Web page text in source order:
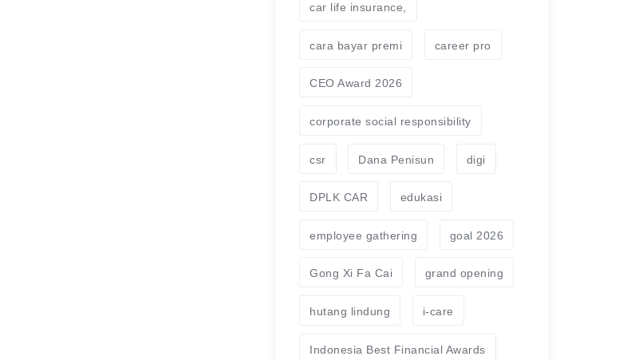
car life insurance,
cara bayar premi career pro
CEO Award 2026
corporate social responsibility
csr Dana Penisun digi
DPLK CAR edukasi
employee gathering goal 2026
Gong Xi Fa Cai grand opening
hutang lindung i-care
Indonesia Best Financial Awards